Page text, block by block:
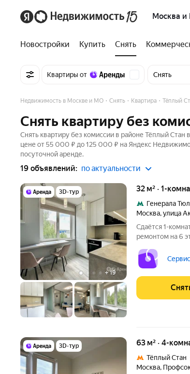
Москва
Новостройки Купить Снять
Квартиры от Снять
Недвижимость в Москве и МО Снять Квартира Тёплый
Снять квартиру без
Снять квартиру без комиссии в районе Тёплый
цене от 55 000 ₽ до 125 000 ₽ на Яндекс
посуточной аренде.
19 объявлений: по актуальности
3D-тур
+19
32 м² · 1-
Генерала
Москва,улица
Сдаётся 1-
ремонтом на 6
оплачиваются
3D-тур 63 м² · 4-
Тёплый Стан
Москва,